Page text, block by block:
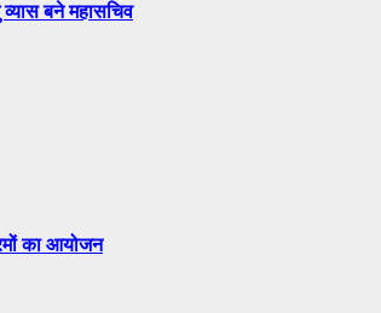
बने महासचिव
का आयोजन